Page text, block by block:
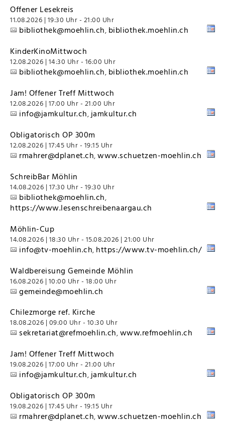
Offener Lesekreis
11.08.2026 | 19:30 Uhr - 21:00 Uhr
bibliothek@moehlin.ch, bibliothek.moehlin.ch
KinderKinoMittwoch
12.08.2026 | 14:30 Uhr - 16:00 Uhr
bibliothek@moehlin.ch, bibliothek.moehlin.ch
Jam! Offener Treff Mittwoch
12.08.2026 | 17:00 Uhr - 21:00 Uhr
info@jamkultur.ch, jamkultur.ch
Obligatorisch OP 300m
12.08.2026 | 17:45 Uhr - 19:15 Uhr
rmahrer@dplanet.ch,www.schuetzen-moehlin.ch
SchreibBar Möhlin
14.08.2026 | 17:30 Uhr - 19:30 Uhr
bibliothek@moehlin.ch,
https://www.lesenschreibenaargau.ch
Möhlin-Cup
14.08.2026 | 18:30 Uhr - 15.08.2026 | 21:00 Uhr
info@tv-moehlin.ch, https://www.tv-moehlin.ch/
Waldbereisung Gemeinde Möhlin
16.08.2026 | 10:00 Uhr - 18:00 Uhr
gemeinde@moehlin.ch
Chilezmorge ref. Kirche
18.08.2026 | 09:00 Uhr - 10:30 Uhr
sekretariat@refmoehlin.ch,www.refmoehlin.ch
Jam! Offener Treff Mittwoch
19.08.2026 | 17:00 Uhr - 21:00 Uhr
info@jamkultur.ch, jamkultur.ch
Obligatorisch OP 300m
19.08.2026 | 17:45 Uhr - 19:15 Uhr
rmahrer@dplanet.ch,www.schuetzen-moehlin.ch